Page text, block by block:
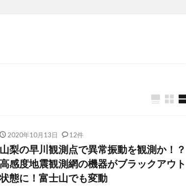
2020年10月13日 12件
山梨の早川観測点で異常振動を観測か！？
高感度地震観測網の機器がブラックアウト
状態に！富士山でも変動